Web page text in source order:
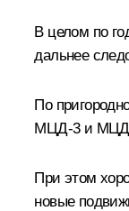
В целом по
дальнее
По
МЦД-3 и МЦД-
При этом
новые